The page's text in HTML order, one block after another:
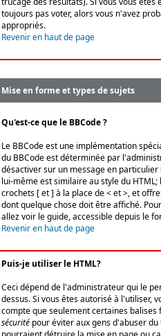
toujours pas voter, alors vous n'avez
appropriés.
Revenir en haut de page
Mise en forme et types de sujets
Qu'est-ce que le BBCode ?
Le BBCode est une implémentation
du BBCode est déterminée par
désactiver sur un message en
lui-même est similaire au style du
crochets [ et ] à la place de < et >, et
dont quelque chose doit être affiché.
allez voir le guide, accessible depuis le
Revenir en haut de page
Puis-je utiliser le HTML?
Ceci dépend de l'administrateur qui le
dessus. Si vous êtes autorisé à l'utiliser,
compte que seulement certaines
sécurité pour éviter aux gens d'abuser